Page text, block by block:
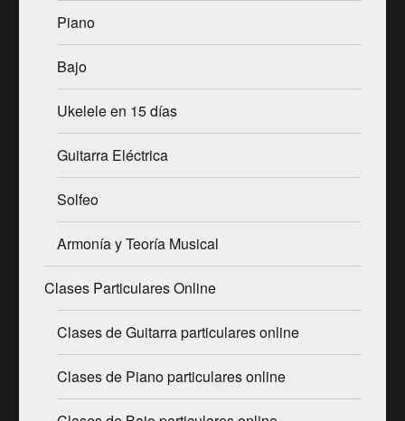
Piano
Bajo
Ukelele en 15 días
Guitarra Eléctrica
Solfeo
Armonía y Teoría Musical
Clases Particulares Online
Clases de Guitarra particulares online
Clases de Piano particulares online